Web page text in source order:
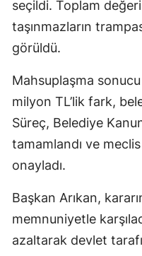
seçildi. Toplam
taşınmazların
görüldü.
Mahsuplaşma
milyon TL’lik fark,
Süreç, Belediye
tamamlandı ve
onayladı.
Başkan Arıkan,
memnuniyetle
azaltarak devlet